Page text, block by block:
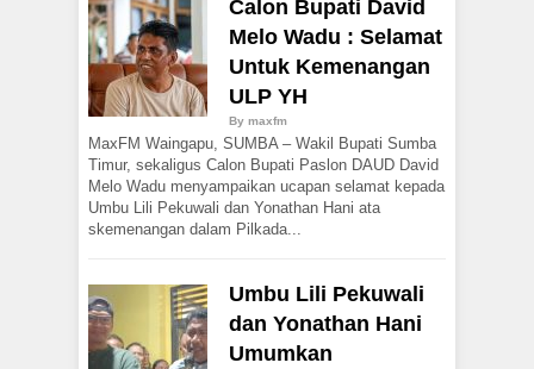
Calon Bupati David
Melo Wadu : Selamat
Untuk Kemenangan
ULP YH
By maxfm
MaxFM Waingapu, SUMBA – Wakil Bupati Sumba
Timur, sekaligus Calon Bupati Paslon DAUD David
Melo Wadu menyampaikan ucapan selamat kepada
Umbu Lili Pekuwali dan Yonathan Hani ata
skemenangan dalam Pilkada...
Umbu Lili Pekuwali
dan Yonathan Hani
Umumkan